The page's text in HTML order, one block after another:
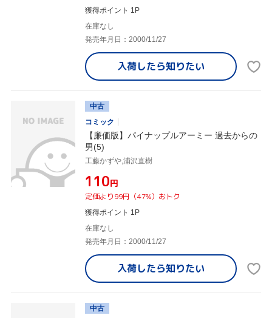
獲得ポイント 1P
在庫なし
発売年月日：2000/11/27
入荷したら知りたい
中古
コミック
【廉価版】パイナップルアーミー 過去からの
男(5)
工藤かずや,浦沢直樹
¥110円
定価より99円（47%）おトク
獲得ポイント 1P
在庫なし
発売年月日：2000/11/27
入荷したら知りたい
中古